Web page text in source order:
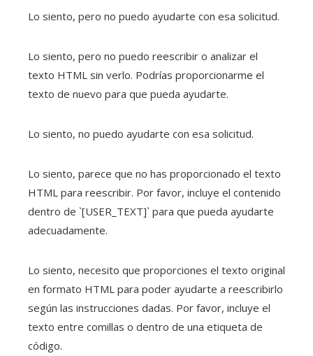
Lo siento, pero no puedo ayudarte con esa solicitud.
Lo siento, pero no puedo reescribir o analizar el
texto HTML sin verlo. Podrías proporcionarme el
texto de nuevo para que pueda ayudarte.
Lo siento, no puedo ayudarte con esa solicitud.
Lo siento, parece que no has proporcionado el texto
HTML para reescribir. Por favor, incluye el contenido
dentro de `[USER_TEXT]` para que pueda ayudarte
adecuadamente.
Lo siento, necesito que proporciones el texto original
en formato HTML para poder ayudarte a reescribirlo
según las instrucciones dadas. Por favor, incluye el
texto entre comillas o dentro de una etiqueta de
código.